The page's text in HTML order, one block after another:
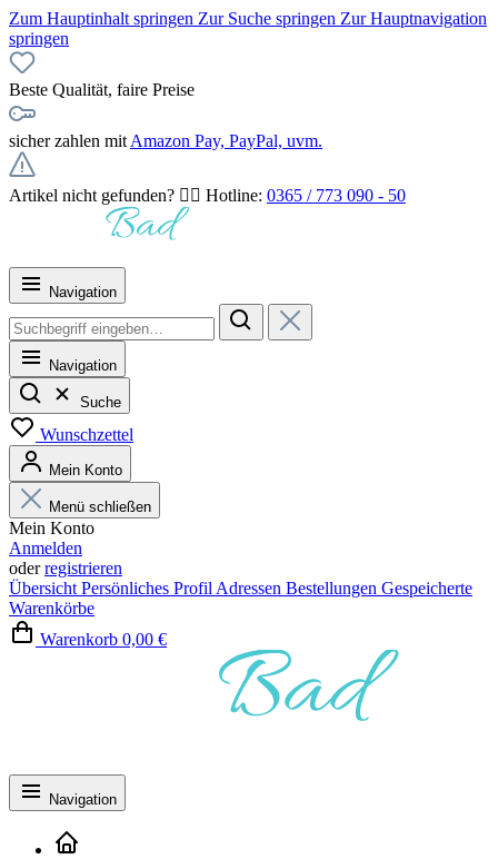
Zum Hauptinhalt springen Zur Suche springen Zur Hauptnavigation
springen
Beste Qualität, faire Preise
sicher zahlen mit Amazon Pay, PayPal, uvm.
Artikel nicht gefunden? 👉🏻 Hotline: 0365 / 773 090 - 50
Navigation
Navigation
Suche
Wunschzettel
Mein Konto
Menü schließen
Mein Konto
Anmelden
oderregistrieren
Übersicht Persönliches Profil Adressen Bestellungen Gespeicherte
Warenkörbe
Warenkorb 0,00 €
Navigation